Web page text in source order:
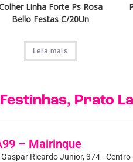
Linha Forte Ps Rosa
Bello Festas C/20Un
Leia mais
Festinhas, Prato
– Mairinque
Ricardo Junior, 374 - Centro